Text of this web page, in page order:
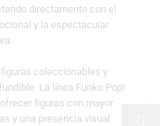
directamente con el
y la espectacular
coleccionables y
La línea Funko Pop!
figuras con mayor
y una presencia visual